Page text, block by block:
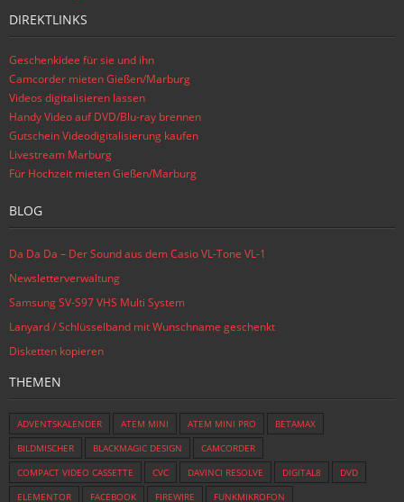
DIREKTLINKS
Geschenkidee für sie und ihn
Camcorder mieten Gießen/Marburg
Videos digitalisieren lassen
Handy Video auf DVD/Blu-ray brennen
Gutschein Videodigitalisierung kaufen
Livestream Marburg
Für Hochzeit mieten Gießen/Marburg
BLOG
Da Da Da – Der Sound aus dem Casio VL-Tone VL-1
Newsletterverwaltung
Samsung SV-S97 VHS Multi System
Lanyard / Schlüsselband mit Wunschname geschenkt
Disketten kopieren
THEMEN
ADVENTSKALENDER ATEM MINI ATEM MINI PRO
BETAMAX
BILDMISCHER
BLACKMAGIC DESIGN
CAMCORDER
COMPACT VIDEO CASSETTE
CVC DAVINCI RESOLVE DIGITAL8
DVD
ELEMENTOR
FACEBOOK FIREWIRE FUNKMIKROFON